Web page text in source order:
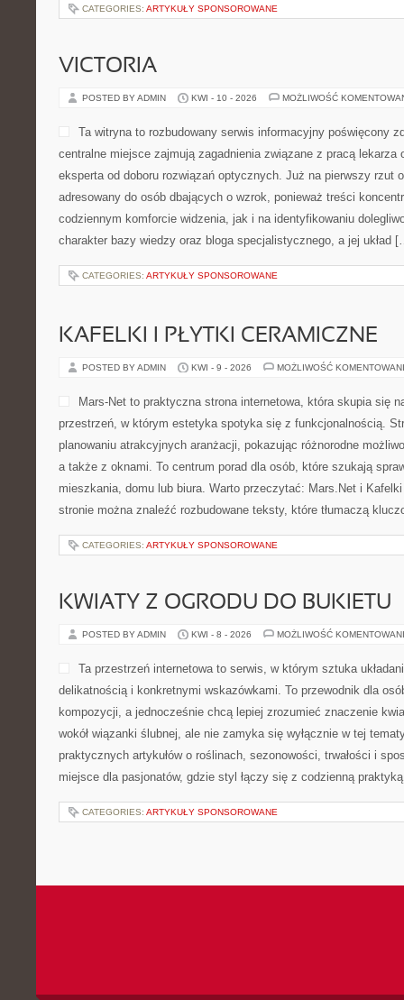
CATEGORIES: ARTYKUŁY SPONSOROWANE
VICTORIA
POSTED BY ADMIN KWI - 10 - 2026 MOŻLIWOŚĆ
Ta witryna to rozbudowany serwis informacyjny poświęcony
centralne miejsce zajmują zagadnienia związane z pracą lekarza
eksperta od doboru rozwiązań optycznych. Już na pierwszy rzut
adresowany do osób dbających o wzrok, ponieważ treści
codziennym komforcie widzenia, jak i na identyfikowaniu
charakter bazy wiedzy oraz bloga specjalistycznego, a jej układ
CATEGORIES: ARTYKUŁY SPONSOROWANE
KAFELKI I PŁYTKI CERAMICZNE
POSTED BY ADMIN KWI - 9 - 2026 MOŻLIWOŚĆ
Mars-Net to praktyczna strona internetowa, która skupia się
przestrzeń, w którym estetyka spotyka się z funkcjonalnością.
planowaniu atrakcyjnych aranżacji, pokazując różnorodne
a także z oknami. To centrum porad dla osób, które szukają
mieszkania, domu lub biura. Warto przeczytać: Mars.Net i
stronie można znaleźć rozbudowane teksty, które tłumaczą
CATEGORIES: ARTYKUŁY SPONSOROWANE
KWIATY Z OGRODU DO BUKIETU
POSTED BY ADMIN KWI - 8 - 2026 MOŻLIWOŚĆ
Ta przestrzeń internetowa to serwis, w którym sztuka
delikatnością i konkretnymi wskazówkami. To przewodnik dla
kompozycji, a jednocześnie chcą lepiej zrozumieć znaczenie
wokół wiązanki ślubnej, ale nie zamyka się wyłącznie w tej
praktycznych artykułów o roślinach, sezonowości, trwałości i
miejsce dla pasjonatów, gdzie styl łączy się z codzienną
CATEGORIES: ARTYKUŁY SPONSOROWANE